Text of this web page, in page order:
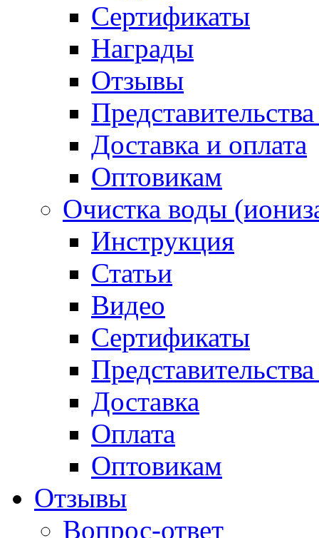
Сертификаты
Награды
Отзывы
Доставка и оплата
Оптовикам
Очистка воды
Инструкция
Статьи
Видео
Сертификаты
Доставка
Оплата
Оптовикам
Отзывы
Вопрос-ответ